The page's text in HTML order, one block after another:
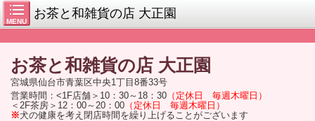
MENU
お茶と和雑貨の店 大正園
お茶と和雑貨の店 大正園
宮城県仙台市青葉区中央1丁目8番33号
営業時間：<1F店舗＞10：30～18：30 （定休日 毎週木曜日）
＜2F茶房＞12：00～20：00 （定休日 毎週木曜日）
※犬の健康を考え閉店時間を繰り上げることがございます